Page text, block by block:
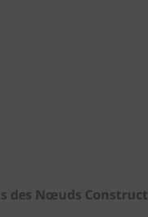
des Nœuds